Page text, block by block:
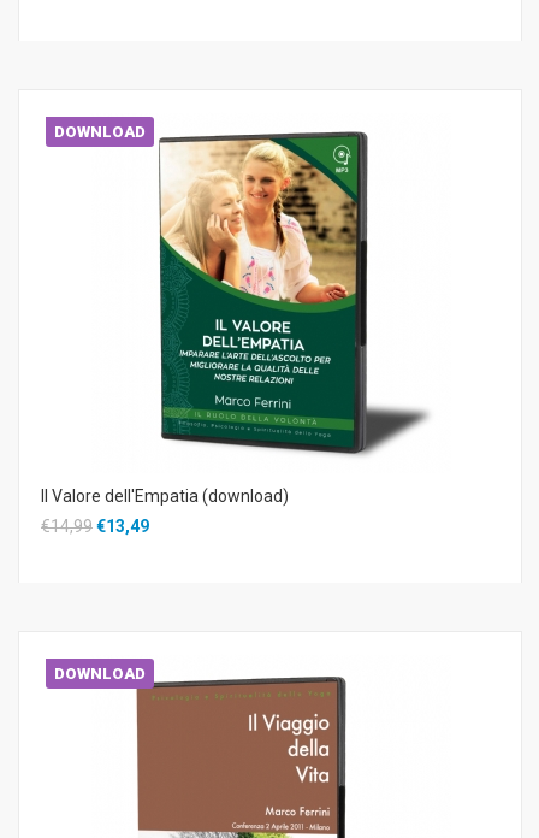
DOWNLOAD
Il Valore dell'Empatia (download)
€14,99€13,49
DOWNLOAD